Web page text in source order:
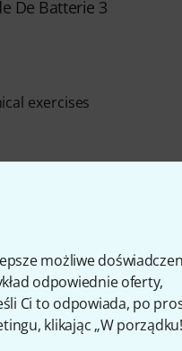
możliwe
odpowiednie oferty,
Ci to odpowiada, po
klikając „W
De Batterie 3
exercises
publisher's no. MC 153